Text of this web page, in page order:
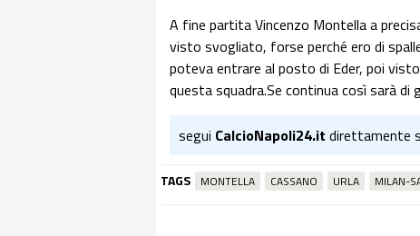
A fine partita Vincenzo Montella a
visto svogliato, forse perché ero di
poteva entrare al posto di Eder, poi
questa squadra.Se continua così sarà di
segui CalcioNapoli24.it direttamente
TAGS MONTELLA CASSANO URLA MILAN-